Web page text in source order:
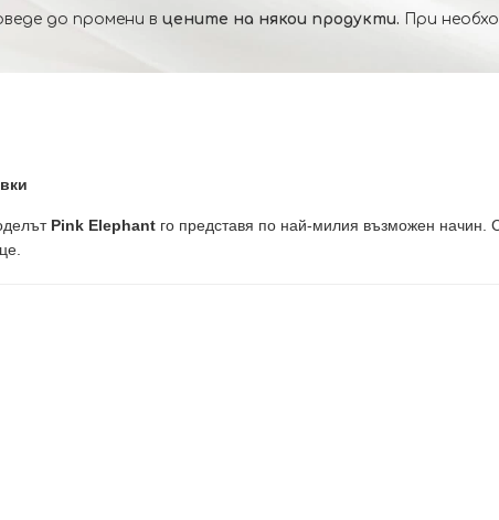
до промени в цените на някои продукти. При
Pink Elephant го представя по най-милия възможен начин.